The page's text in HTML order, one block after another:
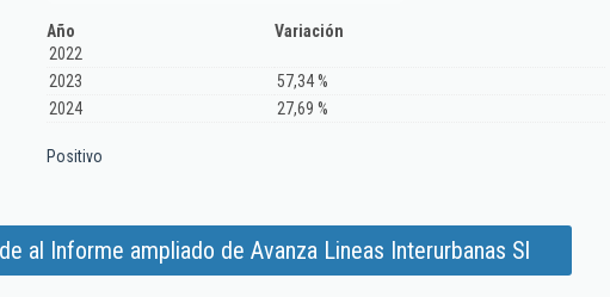
Año
Variación
2022
2023
57,34 %
2024
27,69 %
Positivo
al Informe ampliado de Avanza Lineas Interurbanas Sl